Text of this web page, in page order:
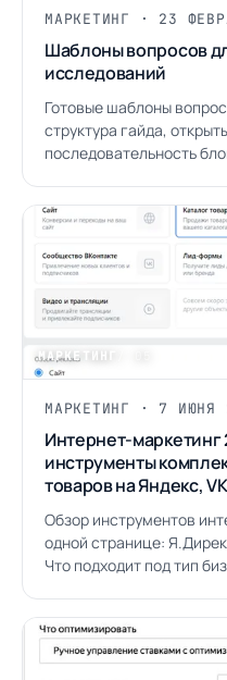
МАРКЕТИНГ · 23
Шаблоны вопросов
исследований
Готовые шаблоны
структура гайда,
последовательность
МАРКЕТИНГ
МАРКЕТИНГ · 7 ИЮНЯ
Интернет-
инструменты
товаров на Яндекс,
Обзор инструментов
одной странице:
Что подходит под тип